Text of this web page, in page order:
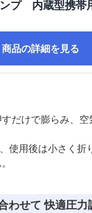
プ 内蔵型携帯
商品の詳細を見る
だけで膨らみ、
使用後は小さく折
わせて 快適圧力